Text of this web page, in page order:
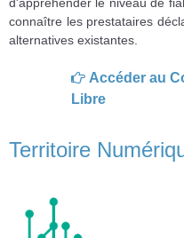
connaître les prestataires
alternatives existantes.
Accéder au
Libre
Territoire